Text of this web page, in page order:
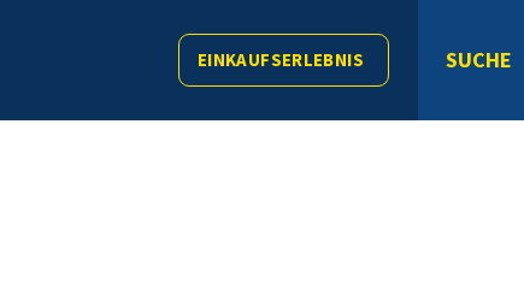
EINKAUFSERLEBNIS SUCHE